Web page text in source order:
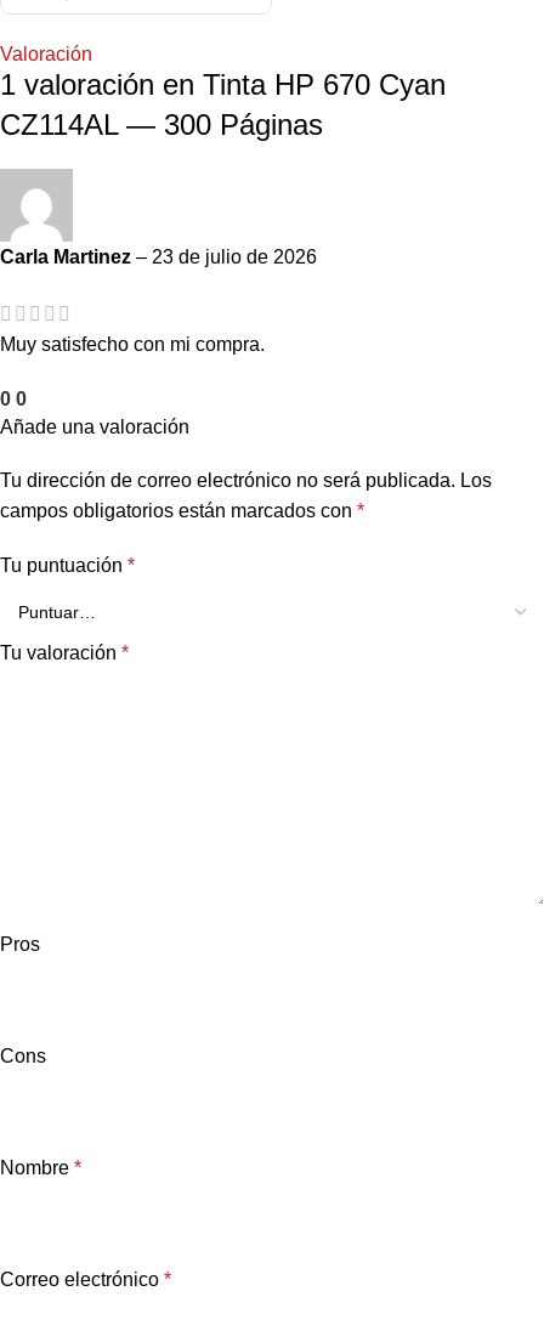
Valoración
1 valoración en Tinta HP 670 Cyan
CZ114AL — 300 Páginas
Carla Martinez – 23 de julio de 2026
Muy satisfecho con mi compra.
0 0
Añade una valoración
Tu dirección de correo electrónico no será publicada. Los
campos obligatorios están marcados con *
Tu puntuación *
Tu valoración *
Pros
Cons
Nombre *
Correo electrónico *